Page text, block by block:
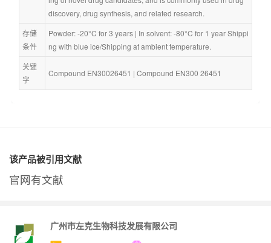
discovery, drug synthesis, and related research.
存储
条件
Powder: -20°C for 3 years | In solvent: -80°C for 1 year Shippi
ng with blue ice/Shipping at ambient temperature.
关键
字
Compound EN30026451 | Compound EN300 26451
该产品被引用文献
官网有文献
广州市左克生物科技发展有限公司